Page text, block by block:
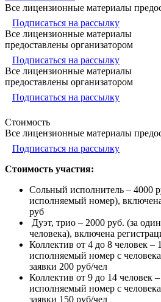
Все лицензионные материалы
Подписаться на рассылку
Все лицензионные материалы
предоставлены организатором
Подписаться на рассылку
Все лицензионные материалы
предоставлены организатором
Подписаться на рассылку
Стоимость
Все лицензионные материалы
Подписаться на рассылку
Стоимость участия:
Сольный исполнитель – 4000
исполняемый номер),
руб
Дуэт, трио – 2000 руб. (за
человека), включена
Коллектив от 4 до 8 человек –
исполняемый номер с
заявки 200 руб/чел
Коллектив от 9 до 14 человек
исполняемый номер с
заявки 150 руб/чел